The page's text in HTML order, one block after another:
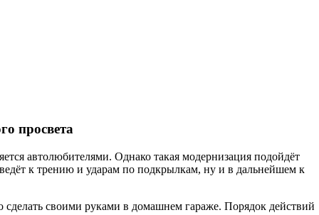
просвета
автолюбителями. Однако такая модернизация подойдёт
к трению и ударам по подкрылкам, ну и в дальнейшем к
своими руками в домашнем гараже. Порядок действий